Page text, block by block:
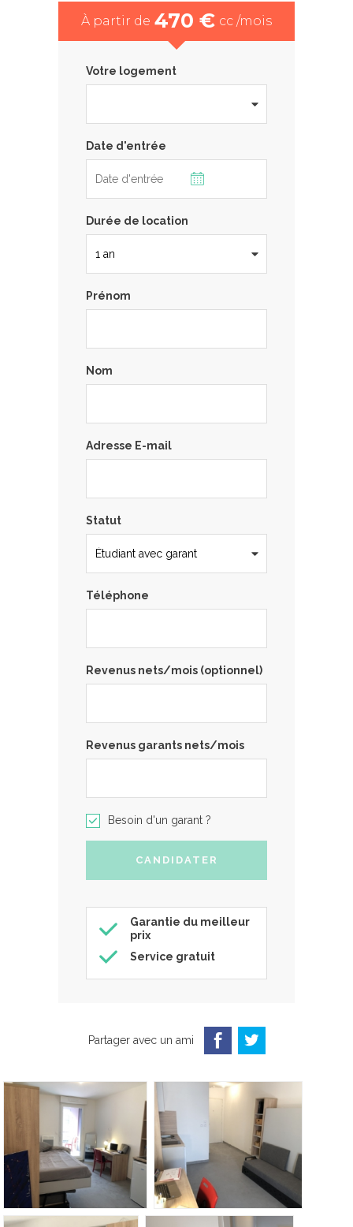
À partir de 470 € cc /mois
Votre logement
Date d'entrée
Durée de location
Prénom
Nom
Adresse E-mail
Statut
Téléphone
Revenus nets/mois (optionnel)
Revenus garants nets/mois
Besoin d'un garant ?
Garantie du meilleur
prix
Service gratuit
Partager avec un ami